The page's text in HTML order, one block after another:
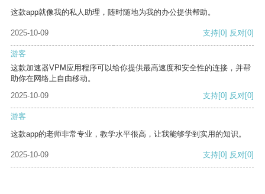
这款app就像我的私人助理，随时随地为我的办公提供帮助。
2025-10-09 支持[0] 反对[0]
游客
这款加速器VPM应用程序可以给你提供最高速度和安全性的连接，并帮
助你在网络上自由移动。
2025-10-09
支持[0] 反对[0]
游客
这款app的老师非常专业，教学水平很高，让我能够学到实用的知识。
2025-10-09 支持[0] 反对[0]